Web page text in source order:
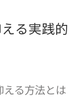
る実践的
る方法とは